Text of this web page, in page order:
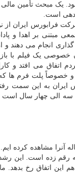
کلی طبقه بندی می شود.
است.
فرابورس ایران از
مبتنی بر اهدا و
انجام می دهند
یک فیلم با
اتفاق می افتد و
و خصوصاً پلت فرم ها
به این سمت
سه الی چهار سال
مشاهده کرده
رقم زده است. این
اتفاق رخ بدهد.